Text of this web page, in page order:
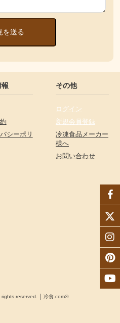
を送る
シーポリ
その他
ログイン
新規会員登録
冷凍食品メーカー
様へ
お問い合わせ
reserved. │ 冷食.com®